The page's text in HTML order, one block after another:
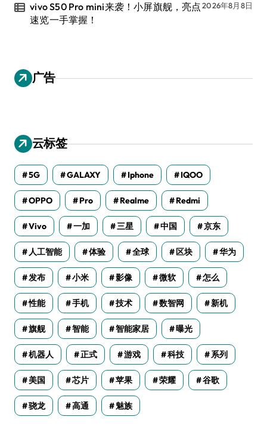
vivo S50 Pro mini来袭！小屏旗舰，亮点
速览一手掌握！
2026年8月8日
广告
云标签
5G GALAXY Iphone IQOO
OPPO Pro Realme Redmi
Vivo 一加 三星 中国 京东
人工智能 体验 全球 区块 华为
发布 小米 影像 微软 怎么
性能 手机 技术 数智网 新机
旗舰 智能 智能家居 曝光
机器人 正式 游戏 科技 系列
美国 芯片 苹果 荣耀 谷歌
骁龙 高通 魅族